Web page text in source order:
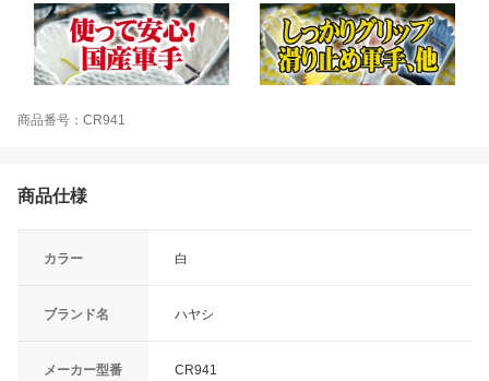
商品番号：CR941
商品仕様
カラー 白
ブランド名 ハヤシ
メーカー型番 CR941